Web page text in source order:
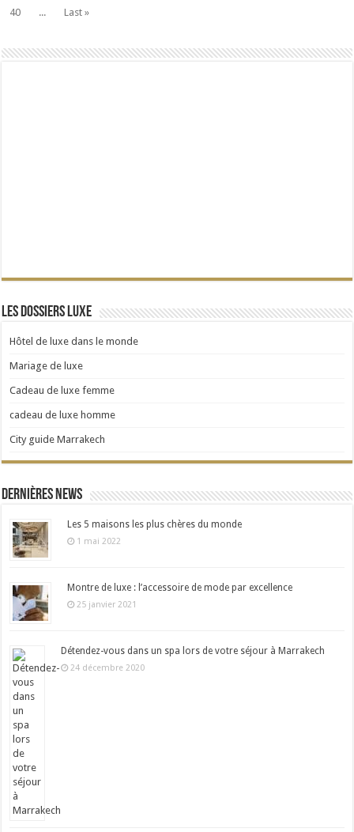
40
... Last »
Les dossiers Luxe
Hôtel de luxe dans le monde
Mariage de luxe
Cadeau de luxe femme
cadeau de luxe homme
City guide Marrakech
Dernières news
Les 5 maisons les plus chères du monde
1 mai 2022
Montre de luxe : l’accessoire de mode par excellence
25 janvier 2021
Détendez-vous dans un spa lors de votre séjour à Marrakech
24 décembre 2020